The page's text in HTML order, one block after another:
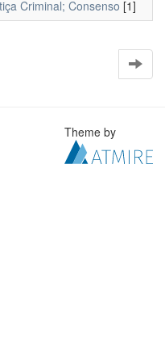
Criminal; Consenso [1]
Theme by